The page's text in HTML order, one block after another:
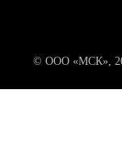
© ООО «МСК»,